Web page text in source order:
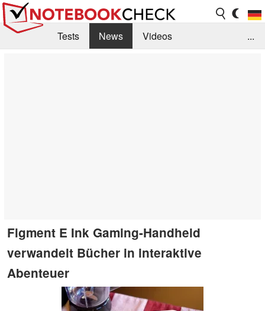
Tests News
Videos
...
Figment E Ink Gaming-Handheld
verwandelt Bücher in interaktive
Abenteuer